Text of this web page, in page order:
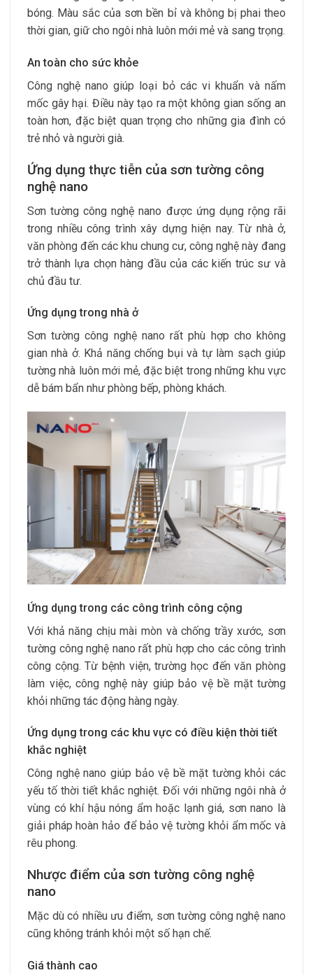
bóng. Màu sắc của sơn bền bỉ và không bị phai theo
thời gian, giữ cho ngôi nhà luôn mới mẻ và sang trọng.
An toàn cho sức khỏe
Công nghệ nano giúp loại bỏ các vi khuẩn và nấm
mốc gây hại. Điều này tạo ra một không gian sống an
toàn hơn, đặc biệt quan trọng cho những gia đình có
trẻ nhỏ và người già.
Ứng dụng thực tiễn của sơn tường công
nghệ nano
Sơn tường công nghệ nano được ứng dụng rộng rãi
trong nhiều công trình xây dựng hiện nay. Từ nhà ở,
văn phòng đến các khu chung cư, công nghệ này đang
trở thành lựa chọn hàng đầu của các kiến trúc sư và
chủ đầu tư.
Ứng dụng trong nhà ở
Sơn tường công nghệ nano rất phù hợp cho không
gian nhà ở. Khả năng chống bụi và tự làm sạch giúp
tường nhà luôn mới mẻ, đặc biệt trong những khu vực
dễ bám bẩn như phòng bếp, phòng khách.
Ứng dụng trong các công trình công cộng
Với khả năng chịu mài mòn và chống trầy xước, sơn
tường công nghệ nano rất phù hợp cho các công trình
công cộng. Từ bệnh viện, trường học đến văn phòng
làm việc, công nghệ này giúp bảo vệ bề mặt tường
khỏi những tác động hàng ngày.
Ứng dụng trong các khu vực có điều kiện thời tiết
khắc nghiệt
Công nghệ nano giúp bảo vệ bề mặt tường khỏi các
yếu tố thời tiết khắc nghiệt. Đối với những ngôi nhà ở
vùng có khí hậu nóng ẩm hoặc lạnh giá, sơn nano là
giải pháp hoàn hảo để bảo vệ tường khỏi ẩm mốc và
rêu phong.
Nhược điểm của sơn tường công nghệ
nano
Mặc dù có nhiều ưu điểm, sơn tường công nghệ nano
cũng không tránh khỏi một số hạn chế.
Giá thành cao